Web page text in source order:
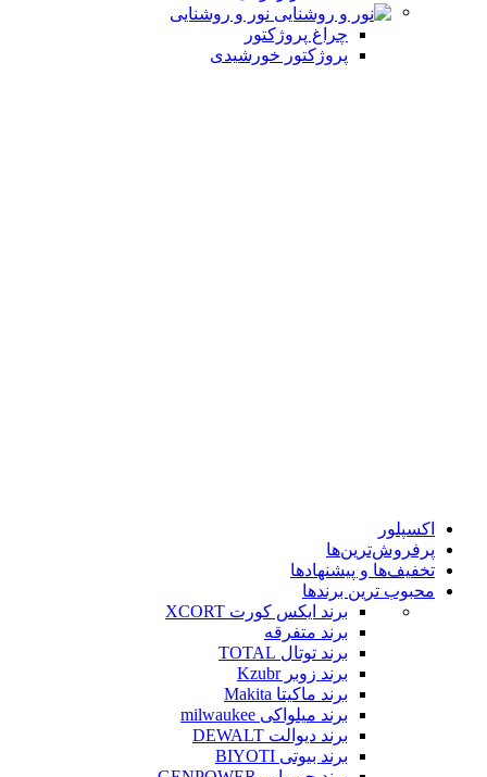
نور و روشنایی
چراغ پروژکتور
پروژکتور خورشیدی
اکسپلور
پرفروش‌ترین‌ها
تخفیف‌ها و پیشنهادها
محبوب ترین برندها
برند ایکس کورت XCORT
برند متفرقه
برند توتال TOTAL
برند زوبر Kzubr
برند ماکیتا Makita
برند میلواکی milwaukee
برند دیوالت DEWALT
برند بیوتی BIYOTI